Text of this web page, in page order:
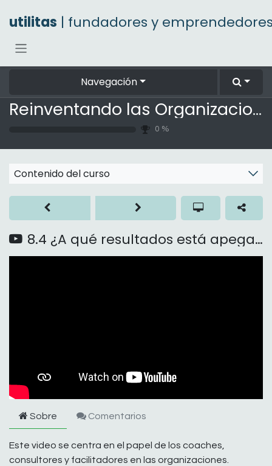
utilitas | fundadores y
Navegación
Reinventando las Organizaciones
0 %
Contenido del curso
8.4 ¿A qué resultados está apegado?
Sobre Comentarios
Este video se centra en el papel de los coaches,
consultores y facilitadores en las organizaciones.